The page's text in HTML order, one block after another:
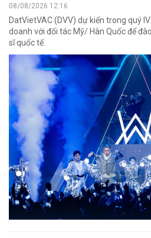
08/08/2026 12:16
DatVietVAC (DVV) dự kiến trong quý
doanh với đối tác Mỹ/ Hàn Quốc để
sĩ quốc tế.